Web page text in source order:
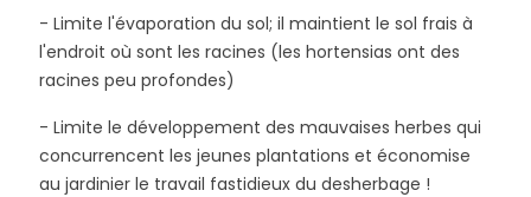
- Limite l'évaporation du sol; il maintient le sol frais à
l'endroit où sont les racines (les hortensias ont des
racines peu profondes)
- Limite le développement des mauvaises herbes qui
concurrencent les jeunes plantations et économise
au jardinier le travail fastidieux du desherbage !